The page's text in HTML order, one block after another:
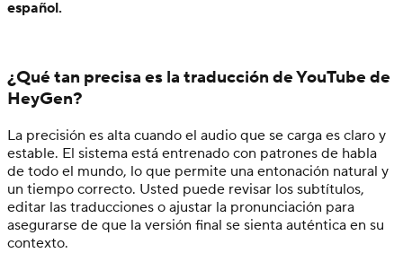
español.
¿Qué tan precisa es la traducción de YouTube de
HeyGen?
La precisión es alta cuando el audio que se carga es claro y
estable. El sistema está entrenado con patrones de habla
de todo el mundo, lo que permite una entonación natural y
un tiempo correcto. Usted puede revisar los subtítulos,
editar las traducciones o ajustar la pronunciación para
asegurarse de que la versión final se sienta auténtica en su
contexto.